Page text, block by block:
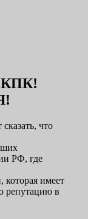
что
РФ, где
которая имеет
репутацию в